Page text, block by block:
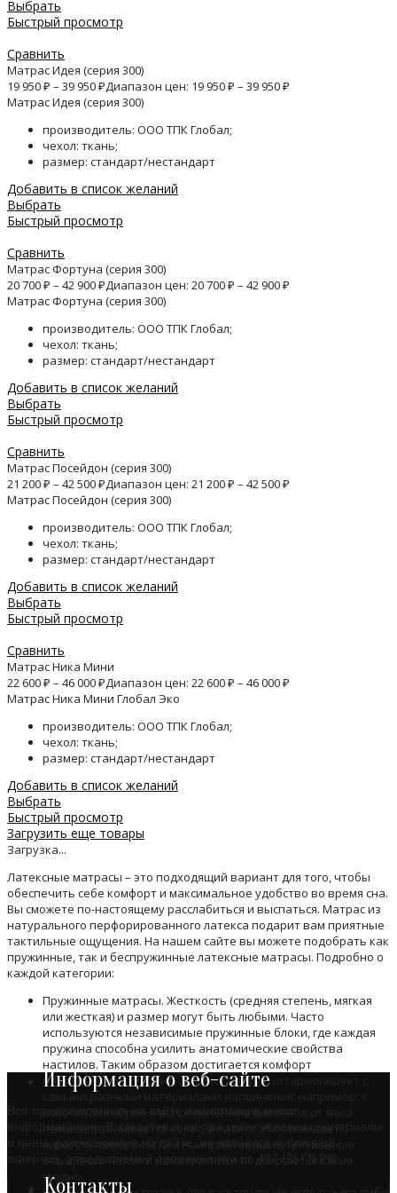
Выбрать
Быстрый просмотр
Сравнить
Матрас Идея (серия 300)
19 950₽ – 39 950₽Диапазон цен: 19 950 ₽ – 39 950 ₽
Матрас Идея (серия 300)
производитель: ООО ТПК Глобал;
чехол: ткань;
размер: стандарт/нестандарт
Добавить в список желаний
Выбрать
Быстрый просмотр
Сравнить
Матрас Фортуна (серия 300)
20 700₽ – 42 900₽Диапазон цен: 20 700 ₽ – 42 900 ₽
Матрас Фортуна (серия 300)
производитель: ООО ТПК Глобал;
чехол: ткань;
размер: стандарт/нестандарт
Добавить в список желаний
Выбрать
Быстрый просмотр
Сравнить
Матрас Посейдон (серия 300)
21 200₽ – 42 500₽Диапазон цен: 21 200 ₽ – 42 500 ₽
Матрас Посейдон (серия 300)
производитель: ООО ТПК Глобал;
чехол: ткань;
размер: стандарт/нестандарт
Добавить в список желаний
Выбрать
Быстрый просмотр
Сравнить
Матрас Ника Мини
22 600₽ – 46 000₽Диапазон цен: 22 600 ₽ – 46 000 ₽
Матрас Ника Мини Глобал Эко
производитель: ООО ТПК Глобал;
чехол: ткань;
размер: стандарт/нестандарт
Добавить в список желаний
Выбрать
Быстрый просмотр
Загрузить еще товары
Загрузка...
Латексные матрасы – это подходящий вариант для того, чтобы
обеспечить себе комфорт и максимальное удобство во время сна.
Вы сможете по-настоящему расслабиться и выспаться. Матрас из
натурального перфорированного латекса подарит вам приятные
тактильные ощущения. На нашем сайте вы можете подобрать как
пружинные, так и беспружинные латексные матрасы. Подробно о
каждой категории:
Пружинные матрасы. Жесткость (средняя степень, мягкая
или жесткая) и размер могут быть любыми. Часто
используются независимые пружинные блоки, где каждая
пружина способна усилить анатомические свойства
настилов. Таким образом достигается комфорт
максимального уровня. Латекс прекрасно гармонирует с
самыми разными материалами наполнения: например, с
угодно.
Информация о веб-сайте
Контакты